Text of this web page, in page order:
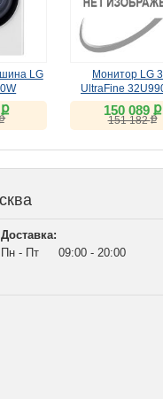
LG
ք
Монитор LG
UltraFine
(IPS, 6K,150 089 ք
151 182ք
Доставка:
Пн - Пт
09:00 - 20:00